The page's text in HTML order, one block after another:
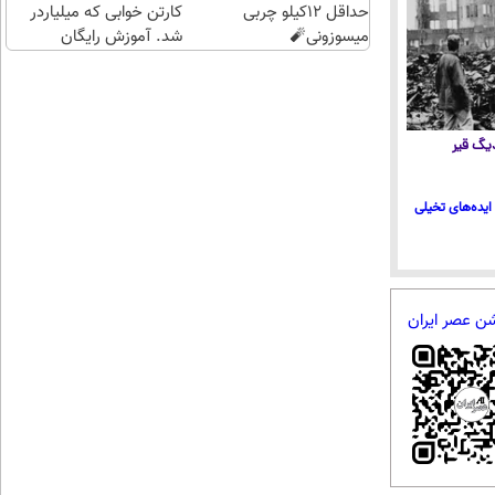
دیگ قیر
تخیلی
عصر ایران
کلیک)
حداقل 12کیلو چربی
میسوزونی🧨
کارتن خوابی که میلیاردر
شد. آموزش رایگان